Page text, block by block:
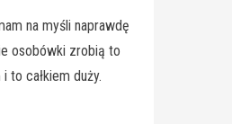
na myśli naprawdę
osobówki zrobią to
to całkiem duży.